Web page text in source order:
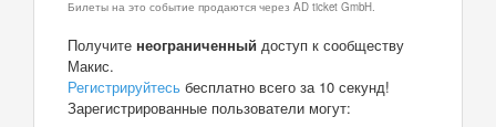
Билеты на это событие продаются через AD ticket GmbH.
Получите неограниченный доступ к сообществу
Макис.
Регистрируйтесь бесплатно всего за 10 секунд!
Зарегистрированные пользователи могут: